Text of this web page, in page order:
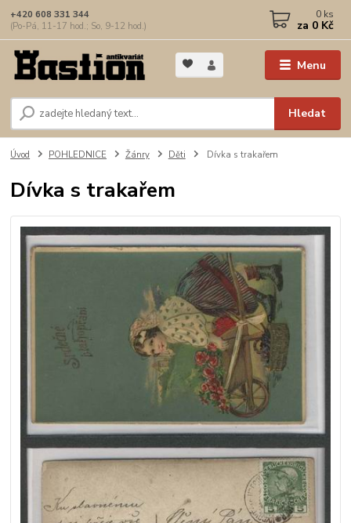
Menu
Hledat
+420 608 331 344
(Po-Pá, 11-17 hod.; So, 9-12 hod.)
0 ks
za 0 Kč
Úvod POHLEDNICE Žánry Děti Dívka s trakařem
Dívka s trakařem